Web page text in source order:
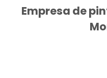
Empresa de